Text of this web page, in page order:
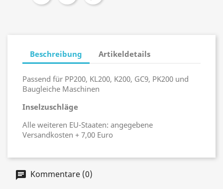
Beschreibung Artikeldetails
Passend für PP200, KL200, K200, GC9, PK200 und
Baugleiche Maschinen
Inselzuschläge
Alle weiteren EU-Staaten: angegebene
Versandkosten + 7,00 Euro
Kommentare (0)